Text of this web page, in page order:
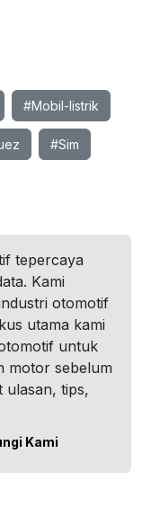
#Mobil-listrik
#Sim
tepercaya
Kami
otomotif
utama kami
untuk
motor sebelum
ulasan, tips,
Kami